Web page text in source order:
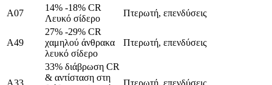
A07
14% -18% CR
Λευκό σίδερο
Πτερωτή, επενδύσεις
Α49
27% -29% CR
χαμηλού άνθρακα
λευκό σίδερο
Πτερωτή, επενδύσεις
Α33
33% διάβρωση CR
& αντίσταση στη
Πτερωτή, επενδύσεις